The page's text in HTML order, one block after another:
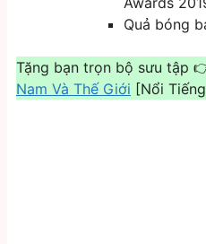
Quả bóng
Tặng bạn trọn bộ sưu tập
Nam Và Thế Giới [Nổi